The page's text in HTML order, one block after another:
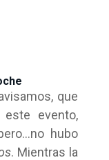
que
evento,
hubo
. Mientras la